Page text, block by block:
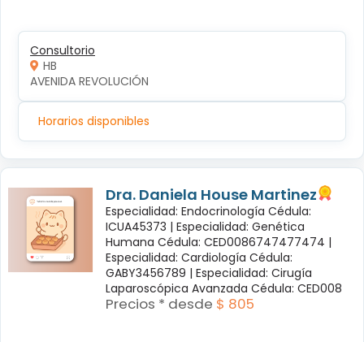
Consultorio
HB
AVENIDA REVOLUCIÓN
Horarios disponibles
Dra. Daniela House Martinez
Especialidad: Endocrinología Cédula:
ICUA45373 | Especialidad: Genética
Humana Cédula: CED0086747477474 |
Especialidad: Cardiología Cédula:
GABY3456789 | Especialidad: Cirugía
Laparoscópica Avanzada Cédula: CED008
Precios * desde $ 805